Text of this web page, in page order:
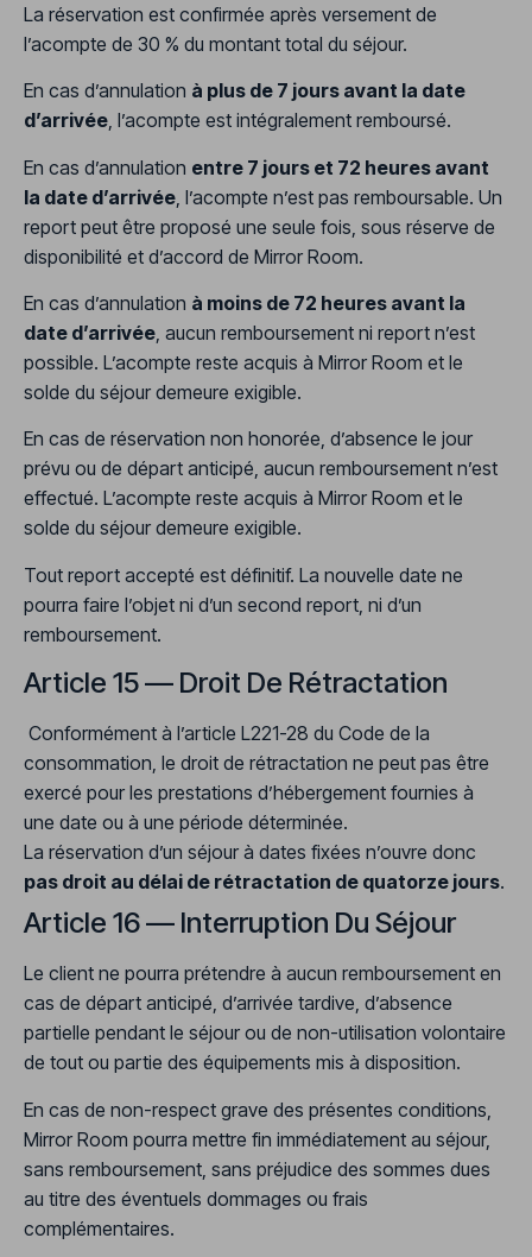
La réservation est confirmée après versement de
l’acompte de 30 % du montant total du séjour.
En cas d’annulation à plus de 7 jours avant la date
d’arrivée, l’acompte est intégralement remboursé.
En cas d’annulation entre 7 jours et 72 heures avant
la date d’arrivée , l’acompte n’est pas remboursable. Un
report peut être proposé une seule fois, sous réserve de
disponibilité et d’accord de Mirror Room.
En cas d’annulation à moins de 72 heures avant la
date d’arrivée, aucun remboursement ni report n’est
possible. L’acompte reste acquis à Mirror Room et le
solde du séjour demeure exigible.
En cas de réservation non honorée, d’absence le jour
prévu ou de départ anticipé, aucun remboursement n’est
effectué. L’acompte reste acquis à Mirror Room et le
solde du séjour demeure exigible.
Tout report accepté est définitif. La nouvelle date ne
pourra faire l’objet ni d’un second report, ni d’un
remboursement.
Article 15 — Droit De Rétractation
Conformément à l’article L221-28 du Code de la
consommation, le droit de rétractation ne peut pas être
exercé pour les prestations d’hébergement fournies à
une date ou à une période déterminée.
La réservation d’un séjour à dates fixées n’ouvre donc
pas droit au délai de rétractation de quatorze jours.
Article 16 — Interruption Du Séjour
Le client ne pourra prétendre à aucun remboursement en
cas de départ anticipé, d’arrivée tardive, d’absence
partielle pendant le séjour ou de non-utilisation volontaire
de tout ou partie des équipements mis à disposition.
En cas de non-respect grave des présentes conditions,
Mirror Room pourra mettre fin immédiatement au séjour,
sans remboursement, sans préjudice des sommes dues
au titre des éventuels dommages ou frais
complémentaires.